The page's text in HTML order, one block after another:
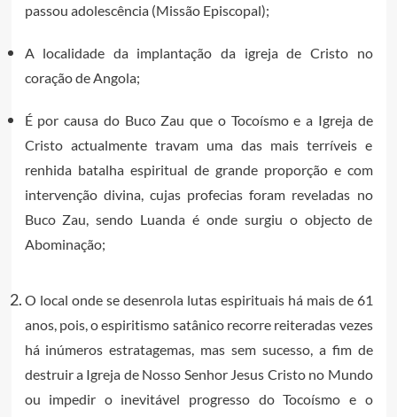
passou adolescência (Missão Episcopal);
A localidade da implantação da igreja de Cristo no
coração de Angola;
É por causa do Buco Zau que o Tocoísmo e a Igreja de
Cristo actualmente travam uma das mais terríveis e
renhida batalha espiritual de grande proporção e com
intervenção divina, cujas profecias foram reveladas no
Buco Zau, sendo Luanda é onde surgiu o objecto de
Abominação;
O local onde se desenrola lutas espirituais há mais de 61
anos, pois, o espiritismo satânico recorre reiteradas vezes
há inúmeros estratagemas, mas sem sucesso, a fim de
destruir a Igreja de Nosso Senhor Jesus Cristo no Mundo
ou impedir o inevitável progresso do Tocoísmo e o